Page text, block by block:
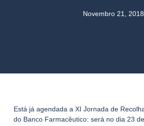
Novembro 21, 2018
Está já agendada a XI Jornada de
do Banco Farmacêutico: será no dia 23